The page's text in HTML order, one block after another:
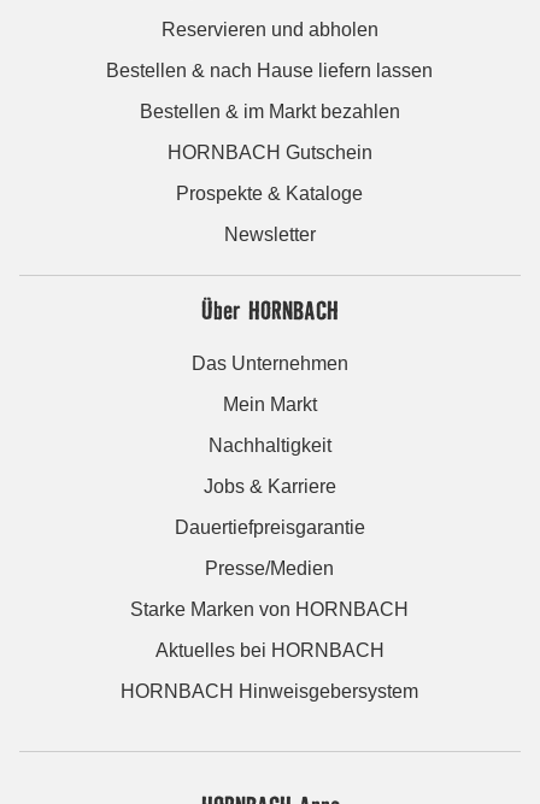
Reservieren und abholen
Bestellen & nach Hause liefern lassen
Bestellen & im Markt bezahlen
HORNBACH Gutschein
Prospekte & Kataloge
Newsletter
Über HORNBACH
Das Unternehmen
Mein Markt
Nachhaltigkeit
Jobs & Karriere
Dauertiefpreisgarantie
Presse/Medien
Starke Marken von HORNBACH
Aktuelles bei HORNBACH
HORNBACH Hinweisgebersystem